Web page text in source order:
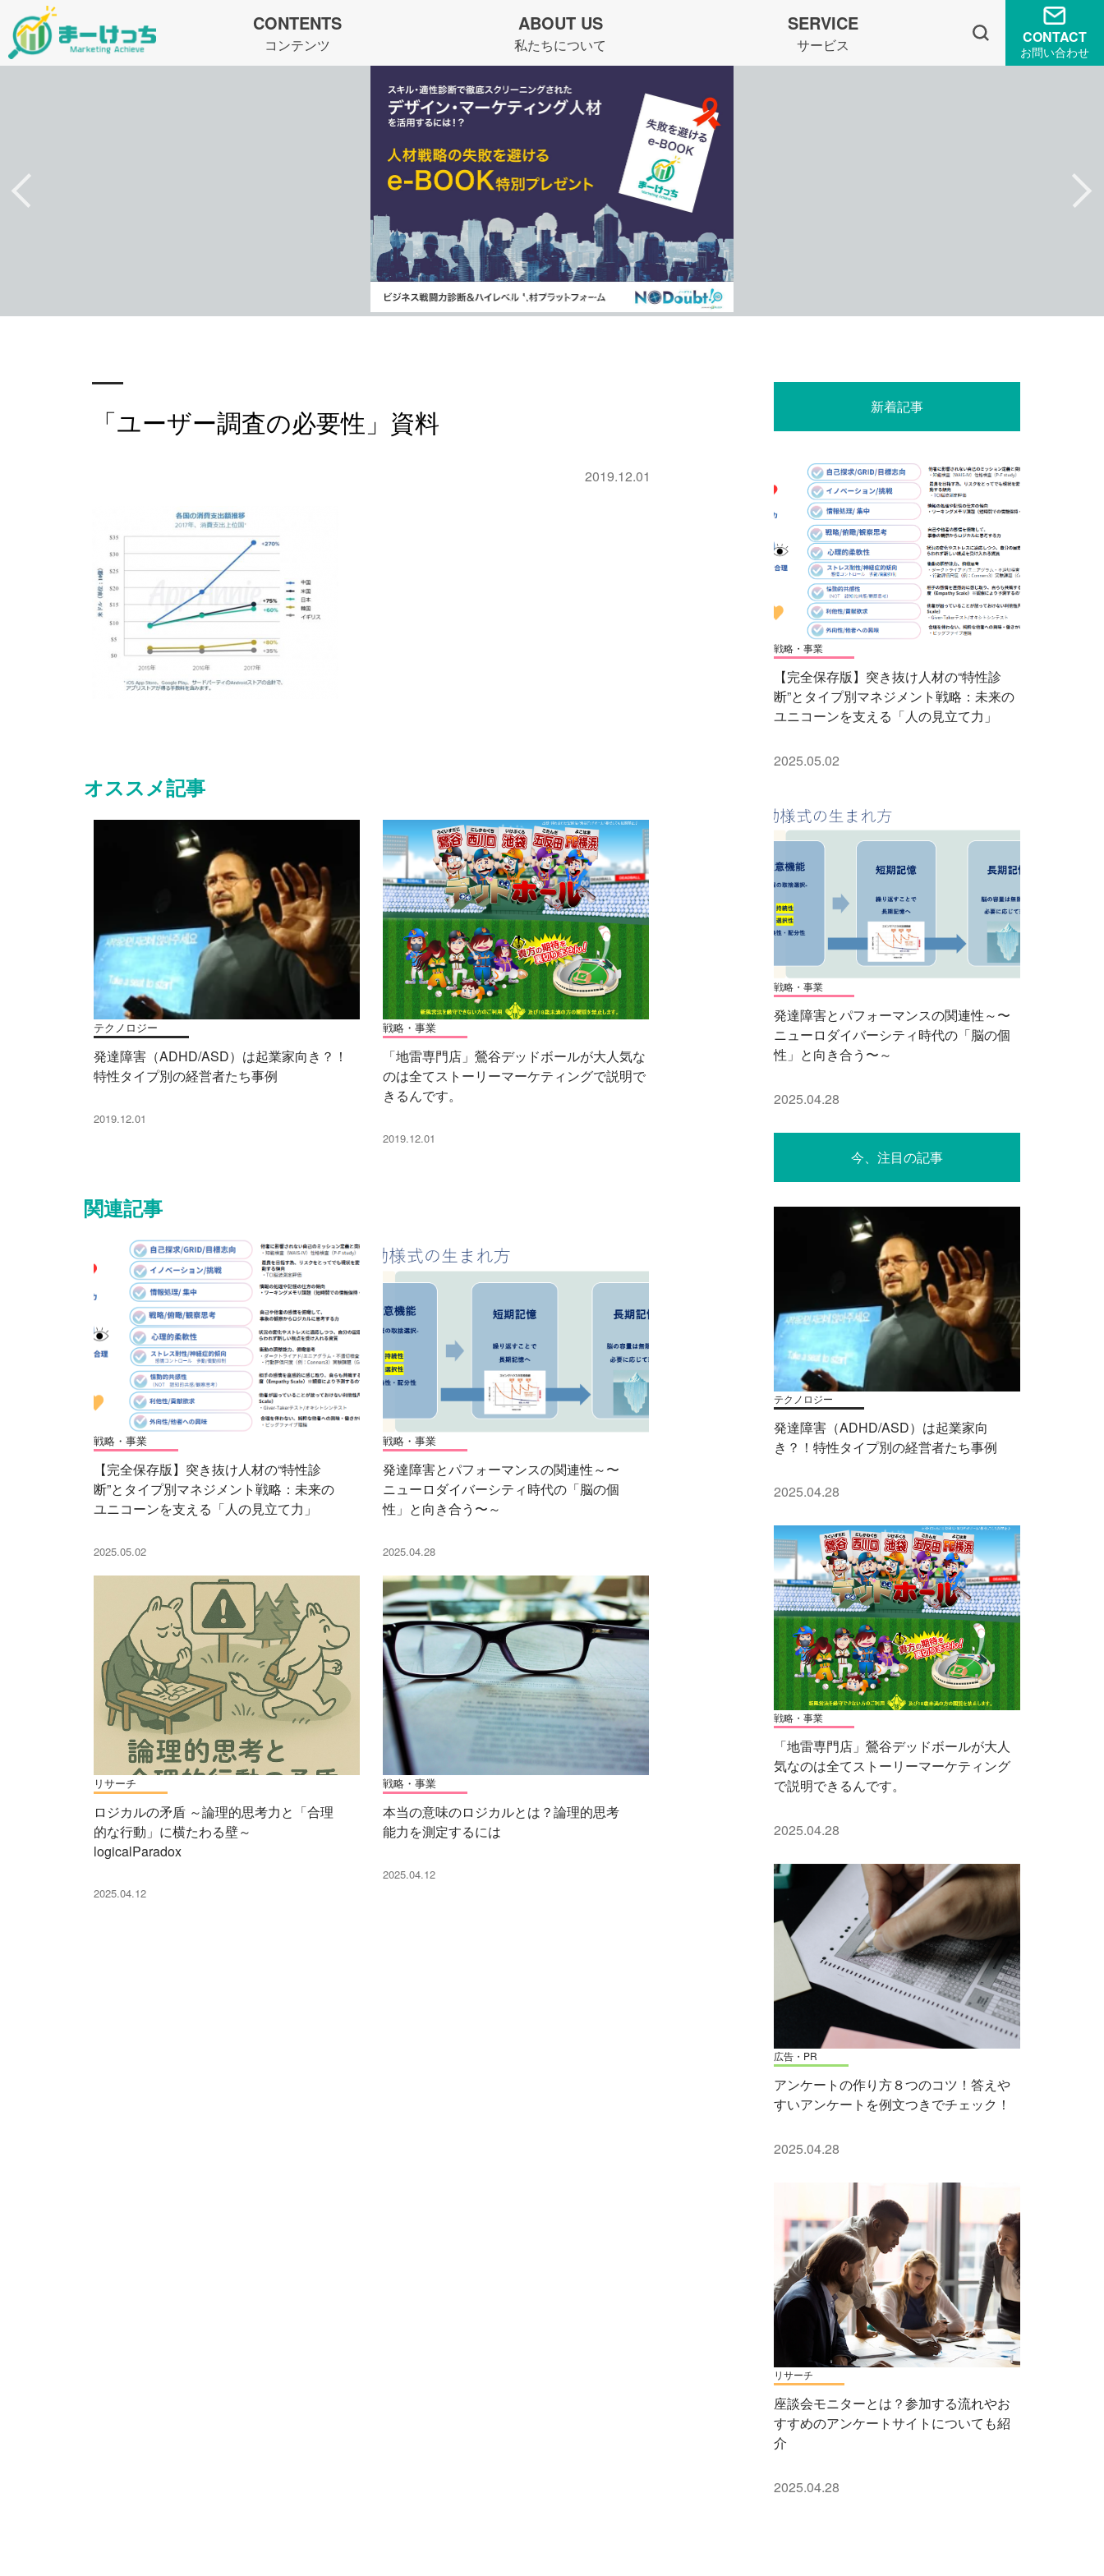
CONTENTS
コンテンツ
ABOUT US
私たちについて
SERVICE
サービス CONTACT
お問い合わせ
「ユーザー調査の必要性」資料
2019.12.01
オススメ記事
テクノロジー
発達障害（ADHD/ASD）は起業家向き？！
特性タイプ別の経営者たち事例
2019.12.01
戦略・事業
「地雷専門店」鶯谷デッドボールが大人気な
のは全てストーリーマーケティングで説明で
きるんです。
2019.12.01
関連記事
戦略・事業
【完全保存版】突き抜け人材の“特性診
断”とタイプ別マネジメント戦略：未来の
ユニコーンを支える「人の見立て力」
2025.05.02
戦略・事業
発達障害とパフォーマンスの関連性～〜
ニューロダイバーシティ時代の「脳の個
性」と向き合う〜～
2025.04.28
リサーチ
ロジカルの矛盾 ～論理的思考力と「合理
的な行動」に横たわる壁～
logicalParadox
2025.04.12
戦略・事業
本当の意味のロジカルとは？論理的思考
能力を測定するには
2025.04.12
新着記事
戦略・事業
【完全保存版】突き抜け人材の“特性診
断”とタイプ別マネジメント戦略：未来の
ユニコーンを支える「人の見立て力」
2025.05.02
戦略・事業
発達障害とパフォーマンスの関連性～〜
ニューロダイバーシティ時代の「脳の個
性」と向き合う〜～
2025.04.28
今、注目の記事
テクノロジー
発達障害（ADHD/ASD）は起業家向
き？！特性タイプ別の経営者たち事例
2025.04.28
戦略・事業
「地雷専門店」鶯谷デッドボールが大人
気なのは全てストーリーマーケティング
で説明できるんです。
2025.04.28
広告・PR
アンケートの作り方８つのコツ！答えや
すいアンケートを例文つきでチェック！
2025.04.28
リサーチ
座談会モニターとは？参加する流れやお
すすめのアンケートサイトについても紹
介
2025.04.28